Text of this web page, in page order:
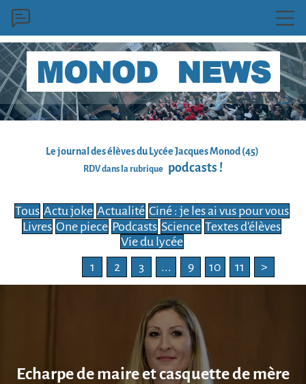
MONOD NEWS
Lejournal des élèves du Lycée Jacques Monod (45)
RDV dans la rubrique podcasts !
Tous Actu joke Actualité Ciné : je les ai vus pour vous
Livres One piece Podcasts Science Textes d'élèves
Vie du lycée
1
2 3 ... 9 10 11 >
Echarpe de maire et casquette de mère